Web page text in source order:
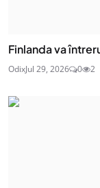
Finlanda va
OdixJul 29, 2026 0 2